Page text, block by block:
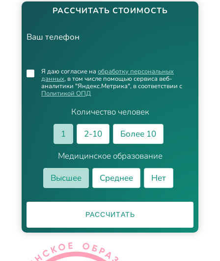
РАССЧИТАТЬ СТОИМОСТЬ
Ваш телефон
Количество человек
1
2-10
Более 10
Медицинское образование
Высшее
Среднее Нет
Я даю согласие на обработку персональных
данных, в том числе помощью сервиса веб-
аналитики "Яндекс.Метрика", в соответствии с
Политикой ОПД
РАССЧИТАТЬ